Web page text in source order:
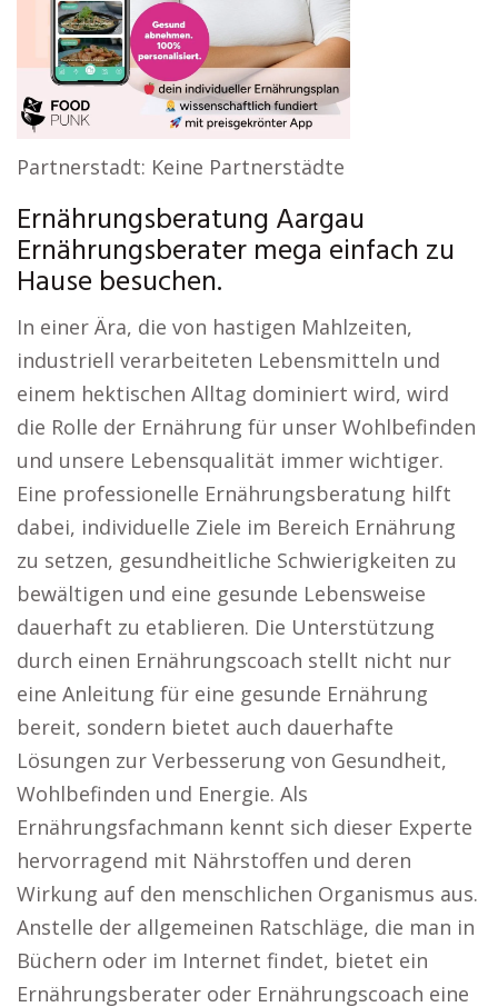
Partnerstadt: Keine Partnerstädte
Ernährungsberatung Aargau
Ernährungsberater mega einfach zu
Hause besuchen.
In einer Ära, die von hastigen Mahlzeiten,
industriell verarbeiteten Lebensmitteln und
einem hektischen Alltag dominiert wird, wird
die Rolle der Ernährung für unser Wohlbefinden
und unsere Lebensqualität immer wichtiger.
Eine professionelle Ernährungsberatung hilft
dabei, individuelle Ziele im Bereich Ernährung
zu setzen, gesundheitliche Schwierigkeiten zu
bewältigen und eine gesunde Lebensweise
dauerhaft zu etablieren. Die Unterstützung
durch einen Ernährungscoach stellt nicht nur
eine Anleitung für eine gesunde Ernährung
bereit, sondern bietet auch dauerhafte
Lösungen zur Verbesserung von Gesundheit,
Wohlbefinden und Energie. Als
Ernährungsfachmann kennt sich dieser Experte
hervorragend mit Nährstoffen und deren
Wirkung auf den menschlichen Organismus aus.
Anstelle der allgemeinen Ratschläge, die man in
Büchern oder im Internet findet, bietet ein
Ernährungsberater oder Ernährungscoach eine